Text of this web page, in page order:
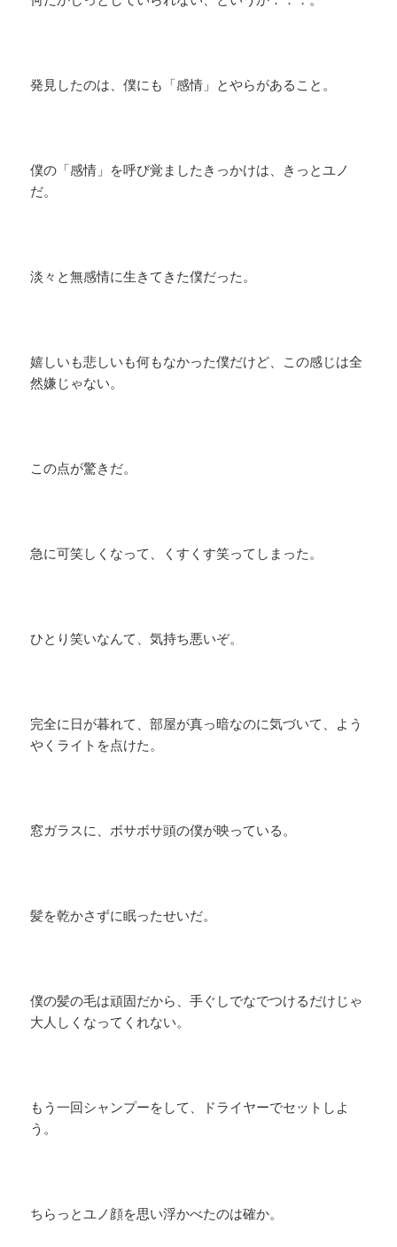
発見したのは、僕にも「感情」とやらがあること。
僕の「感情」を呼び覚ましたきっかけは、きっとユノ
だ。
淡々と無感情に生きてきた僕だった。
嬉しいも悲しいも何もなかった僕だけど、この感じは全
然嫌じゃない。
この点が驚きだ。
急に可笑しくなって、くすくす笑ってしまった。
ひとり笑いなんて、気持ち悪いぞ。
完全に日が暮れて、部屋が真っ暗なのに気づいて、よう
やくライトを点けた。
​窓ガラスに、ボサボサ頭の僕が映っている。
髪を乾かさずに眠ったせいだ。
僕の髪の毛は頑固だから、手ぐしでなでつけるだけじゃ
大人しくなってくれない。
もう一回シャンプーをして、ドライヤーでセットしよ
う。
ちらっとユノ顔を思い浮かべたのは確か。